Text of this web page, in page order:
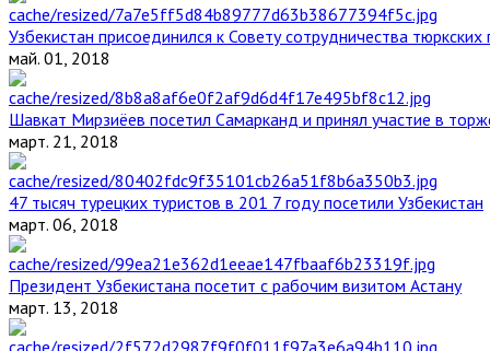
Узбекистан присоединился к Совету сотрудничества тюркских
май. 01, 2018
Шавкат Мирзиёев посетил Самарканд и принял участие в
март. 21, 2018
47 тысяч турецких туристов в 201 7 году посетили Узбекистан
март. 06, 2018
Президент Узбекистана посетит с рабочим визитом Астану
март. 13, 2018